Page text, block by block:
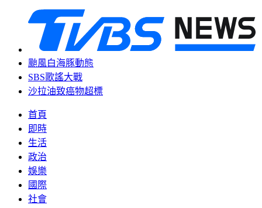
颱風白海豚動態
SBS歌謠大戰
沙拉油致癌物超標
首頁
即時
生活
政治
娛樂
國際
社會